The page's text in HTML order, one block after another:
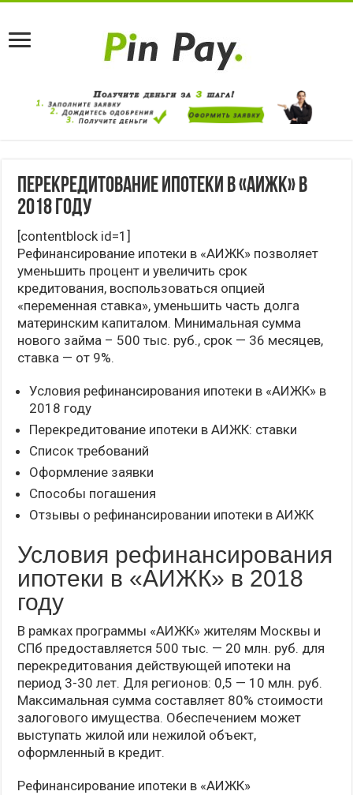
Перекредитование ипотеки в «АИЖК» в
2018 году
[contentblock id=1]
Рефинансирование ипотеки в «АИЖК» позволяет
уменьшить процент и увеличить срок
кредитования, воспользоваться опцией
«переменная ставка», уменьшить часть долга
материнским капиталом. Минимальная сумма
нового займа – 500 тыс. руб., срок — 36 месяцев,
ставка — от 9%.
Условия рефинансирования ипотеки в «АИЖК» в
2018 году
Перекредитование ипотеки в АИЖК: ставки
Список требований
Оформление заявки
Способы погашения
Отзывы о рефинансировании ипотеки в АИЖК
Условия рефинансирования
ипотеки в «АИЖК» в 2018
году
В рамках программы «АИЖК» жителям Москвы и
СПб предоставляется 500 тыс. — 20 млн. руб. для
перекредитования действующей ипотеки на
период 3-30 лет. Для регионов: 0,5 — 10 млн. руб.
Максимальная сумма составляет 80% стоимости
залогового имущества. Обеспечением может
выступать жилой или нежилой объект,
оформленный в кредит.
Рефинансирование ипотеки в «АИЖК»